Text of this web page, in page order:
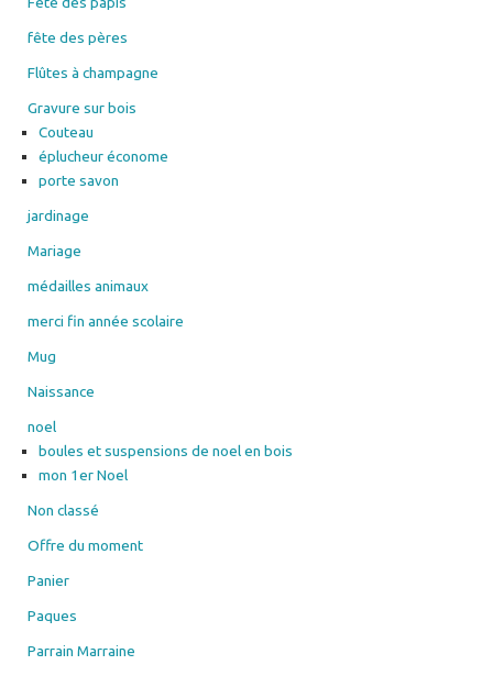
fête des pères
Flûtes à champagne
Gravure sur bois
Couteau
éplucheur économe
porte savon
jardinage
Mariage
médailles animaux
merci fin année scolaire
Mug
Naissance
noel
boules et suspensions de noel en bois
mon 1er Noel
Non classé
Offre du moment
Panier
Paques
Parrain Marraine